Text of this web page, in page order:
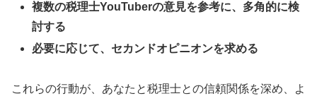
複数の税理士YouTuberの意見を参考に、多角的に検
討する
必要に応じて、セカンドオピニオンを求める
これらの行動が、あなたと税理士との信頼関係を深め、よ